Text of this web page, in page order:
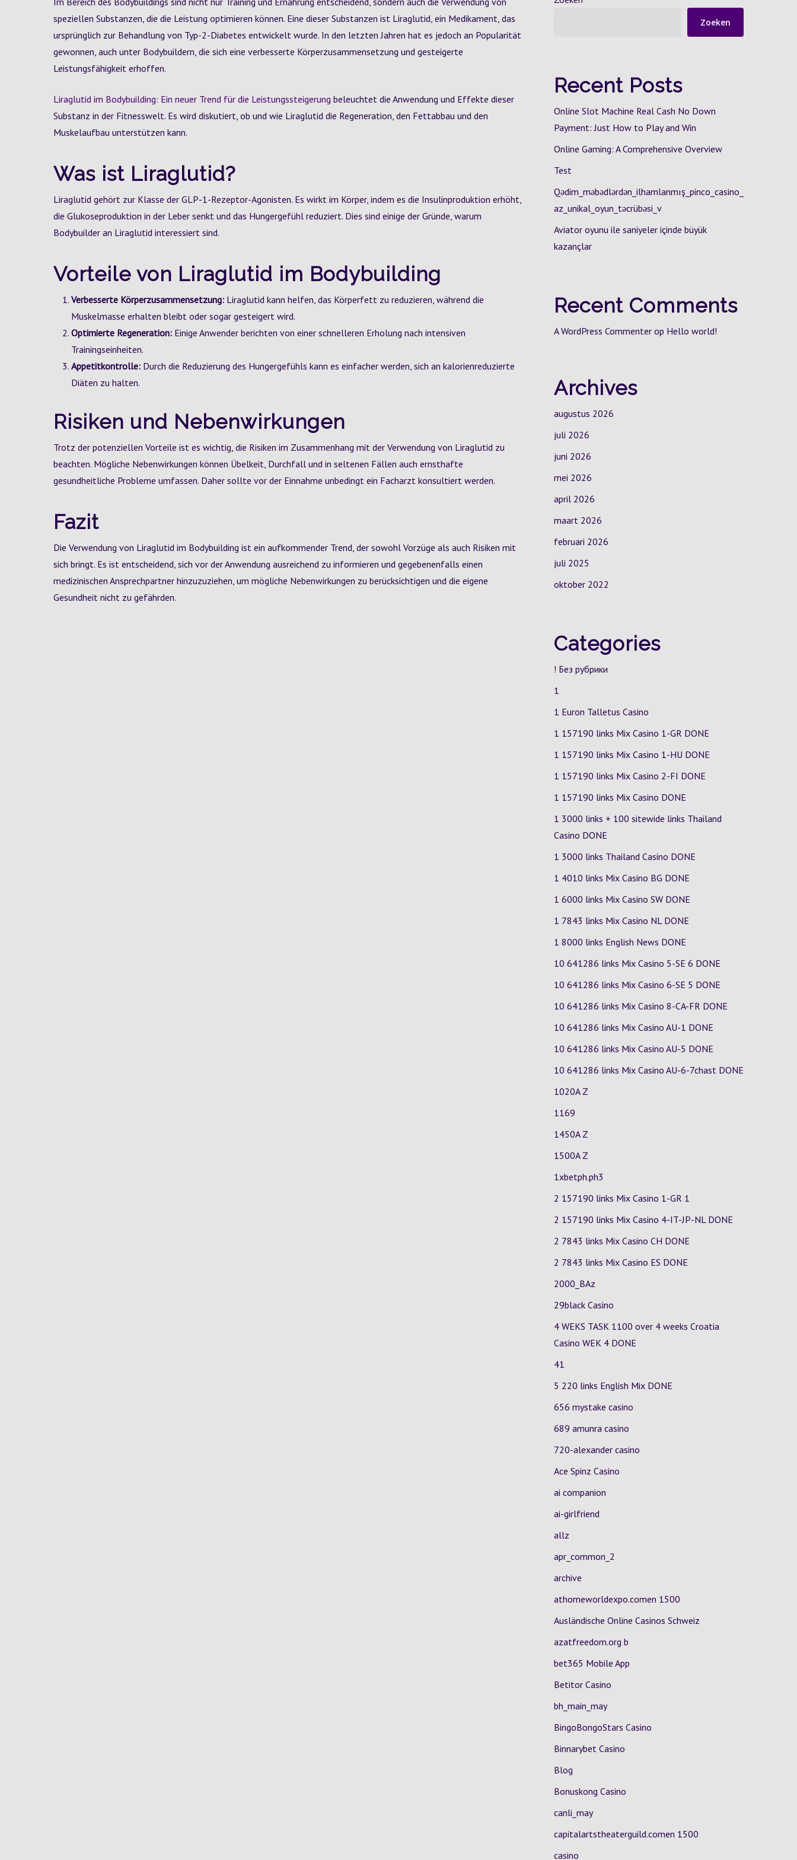
speziellen Substanzen, die die Leistung optimieren können. Eine dieser Substanzen ist Liraglutid, ein Medikament, das
ursprünglich zur Behandlung von Typ-2-Diabetes entwickelt wurde. In den letzten Jahren hat es jedoch an Popularität
gewonnen, auch unter Bodybuildern, die sich eine verbesserte Körperzusammensetzung und gesteigerte
Leistungsfähigkeit erhoffen.
Liraglutid im Bodybuilding: Ein neuer Trend für die Leistungssteigerung beleuchtet die Anwendung und Effekte dieser
Substanz in der Fitnesswelt. Es wird diskutiert, ob und wie Liraglutid die Regeneration, den Fettabbau und den
Muskelaufbau unterstützen kann.
Was ist Liraglutid?
Liraglutid gehört zur Klasse der GLP-1-Rezeptor-Agonisten. Es wirkt im Körper, indem es die Insulinproduktion erhöht,
die Glukoseproduktion in der Leber senkt und das Hungergefühl reduziert. Dies sind einige der Gründe, warum
Bodybuilder an Liraglutid interessiert sind.
Vorteile von Liraglutid im Bodybuilding
Verbesserte Körperzusammensetzung: Liraglutid kann helfen, das Körperfett zu reduzieren, während die
Muskelmasse erhalten bleibt oder sogar gesteigert wird.
Optimierte Regeneration: Einige Anwender berichten von einer schnelleren Erholung nach intensiven
Trainingseinheiten.
Appetitkontrolle: Durch die Reduzierung des Hungergefühls kann es einfacher werden, sich an kalorienreduzierte
Diäten zu halten.
Risiken und Nebenwirkungen
Trotz der potenziellen Vorteile ist es wichtig, die Risiken im Zusammenhang mit der Verwendung von Liraglutid zu
beachten. Mögliche Nebenwirkungen können Übelkeit, Durchfall und in seltenen Fällen auch ernsthafte
gesundheitliche Probleme umfassen. Daher sollte vor der Einnahme unbedingt ein Facharzt konsultiert werden.
Fazit
Die Verwendung von Liraglutid im Bodybuilding ist ein aufkommender Trend, der sowohl Vorzüge als auch Risiken mit
sich bringt. Es ist entscheidend, sich vor der Anwendung ausreichend zu informieren und gegebenenfalls einen
medizinischen Ansprechpartner hinzuzuziehen, um mögliche Nebenwirkungen zu berücksichtigen und die eigene
Gesundheit nicht zu gefährden.
Zoeken
Recent Posts
Online Slot Machine Real Cash No Down
Payment: Just How to Play and Win
Online Gaming: A Comprehensive Overview
Test
Qədim_məbədlərdən_ilhamlanmış_pinco_casino_
az_unikal_oyun_təcrübəsi_v
Aviator oyunu ile saniyeler içinde büyük
kazançlar
Recent Comments
A WordPress Commenterop Hello world!
Archives
augustus 2026
juli 2026
juni 2026
mei 2026
april 2026
maart 2026
februari 2026
juli 2025
oktober 2022
Categories
! Без рубрики
1
1 Euron Talletus Casino
1 157190 links Mix Casino 1-GR DONE
1 157190 links Mix Casino 1-HU DONE
1 157190 links Mix Casino 2-FI DONE
1 157190 links Mix Casino DONE
1 3000 links + 100 sitewide links Thailand
Casino DONE
1 3000 links Thailand Casino DONE
1 4010 links Mix Casino BG DONE
1 6000 links Mix Casino SW DONE
1 7843 links Mix Casino NL DONE
1 8000 links English News DONE
10 641286 links Mix Casino 5-SE 6 DONE
10 641286 links Mix Casino 6-SE 5 DONE
10 641286 links Mix Casino 8-CA-FR DONE
10 641286 links Mix Casino AU-1 DONE
10 641286 links Mix Casino AU-5 DONE
10 641286 links Mix Casino AU-6-7chast DONE
1020A Z
1169
1450A Z
1500A Z
1xbetph.ph3
2 157190 links Mix Casino 1-GR 1
2 157190 links Mix Casino 4-IT-JP-NL DONE
2 7843 links Mix Casino CH DONE
2 7843 links Mix Casino ES DONE
2000_BAz
29black Casino
4 WEKS TASK 1100 over 4 weeks Croatia
Casino WEK 4 DONE
41
5 220 links English Mix DONE
656 mystake casino
689 amunra casino
720-alexander casino
Ace Spinz Casino
ai companion
ai-girlfriend
allz
apr_common_2
archive
athomeworldexpo.comen 1500
Ausländische Online Casinos Schweiz
azatfreedom.org b
bet365 Mobile App
Betitor Casino
bh_main_may
BingoBongoStars Casino
Binnarybet Casino
Blog
Bonuskong Casino
canli_may
capitalartstheaterguild.comen 1500
casino